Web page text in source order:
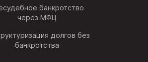
банкротство
через МФЦ
долгов без
банкротства